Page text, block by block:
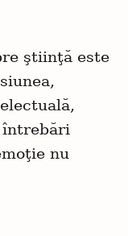
ştiinţă este
întrebări
nu